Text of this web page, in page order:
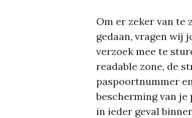
Om er zeker van te
gedaan, vragen wij
verzoek mee te
readable zone, de
paspoortnummer
bescherming van je
in ieder geval